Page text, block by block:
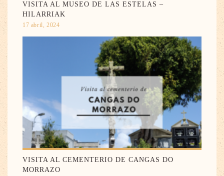
VISITA AL MUSEO DE LAS ESTELAS –
HILARRIAK
17 abril, 2024
VISITA AL CEMENTERIO DE CANGAS DO
MORRAZO